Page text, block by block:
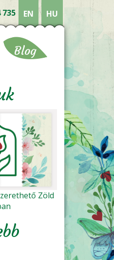
HU
EN
735
Blog
Zöld